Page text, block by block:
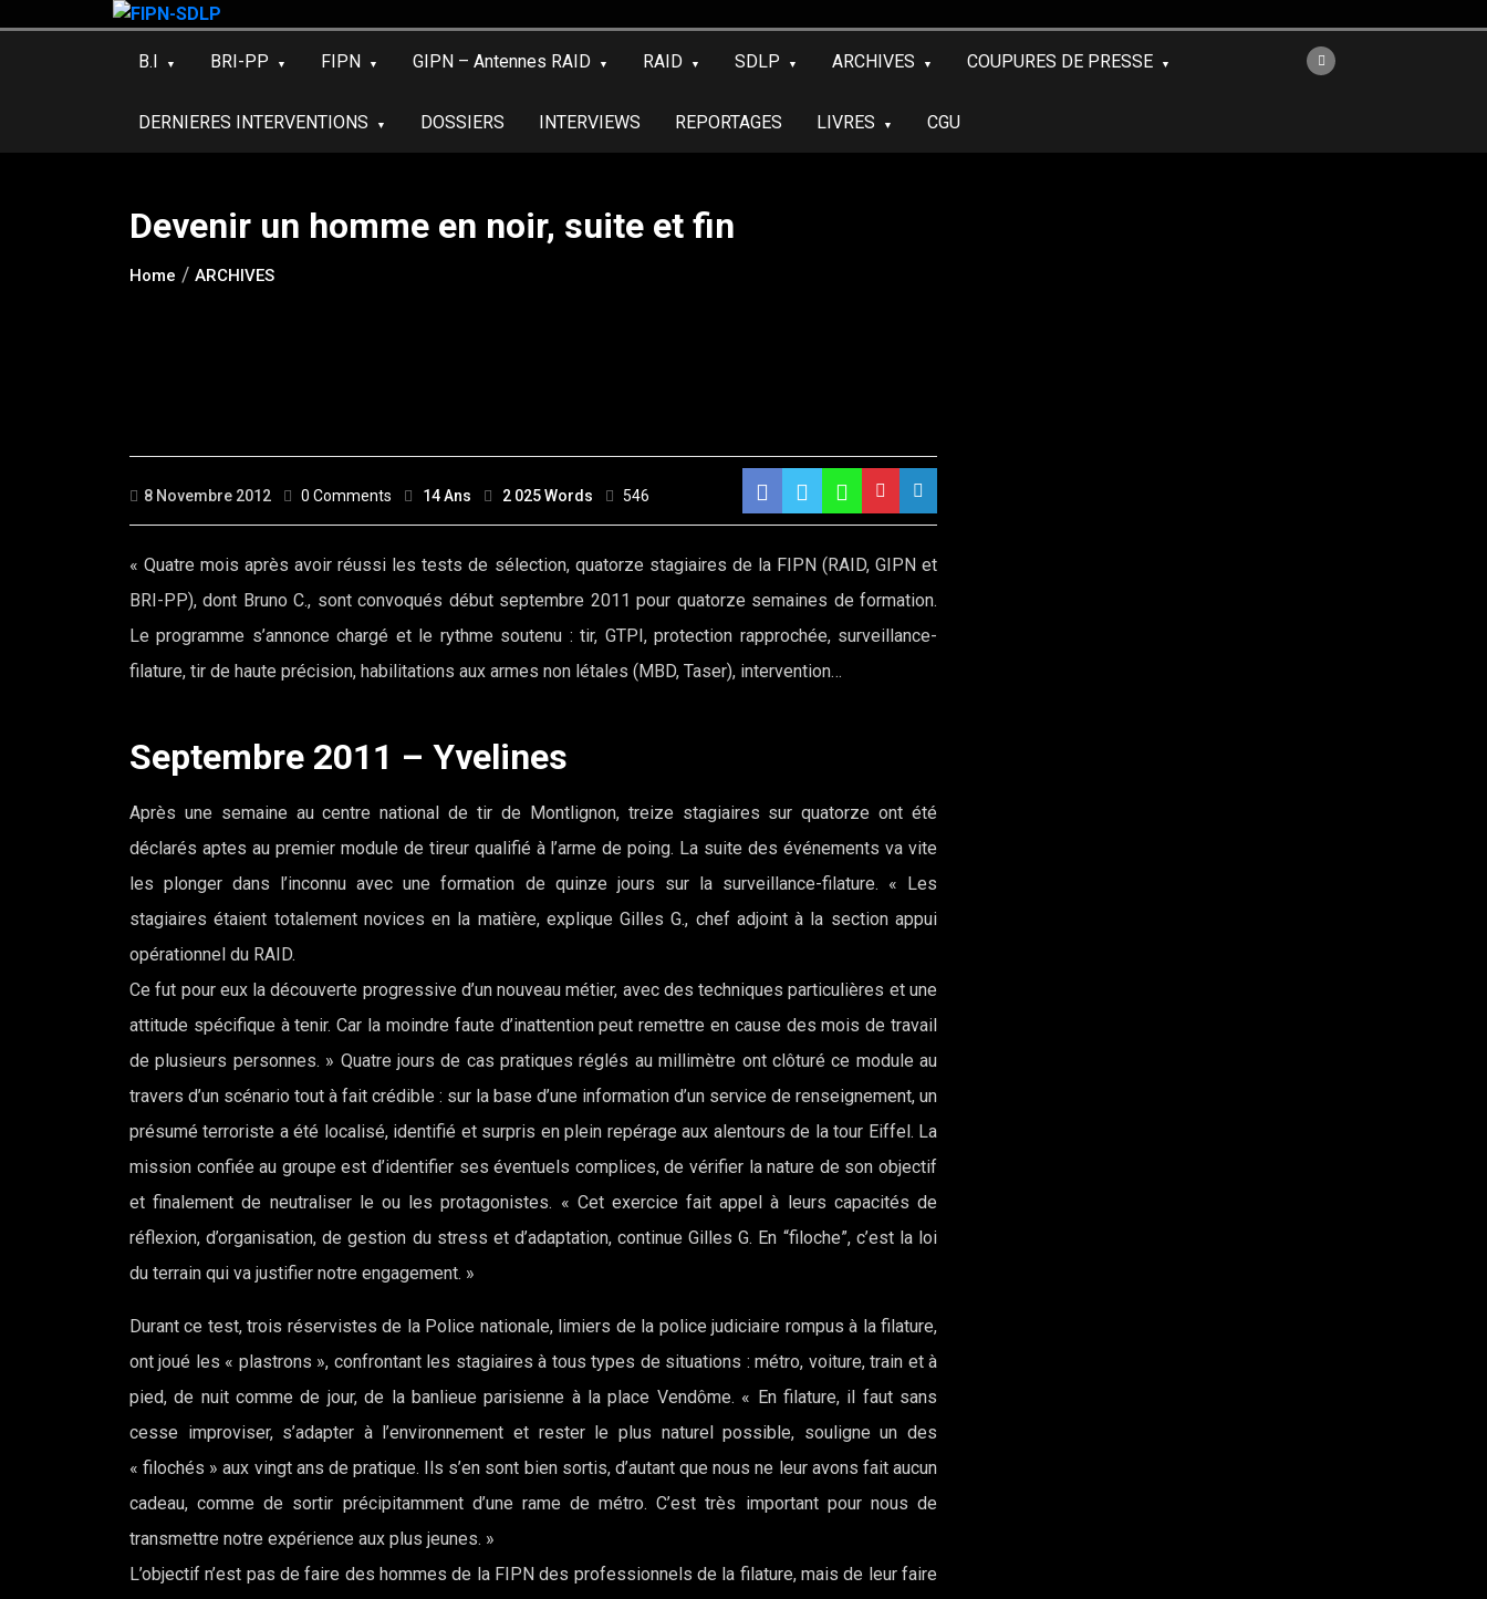
B.I BRI-PP FIPN GIPN – Antennes RAID RAID SDLP ARCHIVES COUPURES DE PRESSE
DERNIERES INTERVENTIONS DOSSIERS INTERVIEWS REPORTAGES LIVRES CGU
Devenir un homme en noir, suite et fin
Home ARCHIVES
8 Novembre 2012 0 Comments 14 Ans 2 025 Words 546
« Quatre mois après avoir réussi les tests de sélection, quatorze stagiaires de la FIPN (RAID, GIPN et
BRI-PP), dont Bruno C., sont convoqués début septembre 2011 pour quatorze semaines de formation.
Le programme s’annonce chargé et le rythme soutenu : tir, GTPI, protection rapprochée, surveillance-
filature, tir de haute précision, habilitations aux armes non létales (MBD, Taser), intervention…
Septembre 2011 – Yvelines
Après une semaine au centre national de tir de Montlignon, treize stagiaires sur quatorze ont été
déclarés aptes au premier module de tireur qualifié à l’arme de poing. La suite des événements va vite
les plonger dans l’inconnu avec une formation de quinze jours sur la surveillance-filature. « Les
stagiaires étaient totalement novices en la matière, explique Gilles G., chef adjoint à la section appui
opérationnel du RAID.
Ce fut pour eux la découverte progressive d’un nouveau métier, avec des techniques particulières et une
attitude spécifique à tenir. Car la moindre faute d’inattention peut remettre en cause des mois de travail
de plusieurs personnes. » Quatre jours de cas pratiques réglés au millimètre ont clôturé ce module au
travers d’un scénario tout à fait crédible : sur la base d’une information d’un service de renseignement, un
présumé terroriste a été localisé, identifié et surpris en plein repérage aux alentours de la tour Eiffel. La
mission confiée au groupe est d’identifier ses éventuels complices, de vérifier la nature de son objectif
et finalement de neutraliser le ou les protagonistes. « Cet exercice fait appel à leurs capacités de
réflexion, d’organisation, de gestion du stress et d’adaptation, continue Gilles G. En “filoche”, c’est la loi
du terrain qui va justifier notre engagement. »
Durant ce test, trois réservistes de la Police nationale, limiers de la police judiciaire rompus à la filature,
ont joué les « plastrons », confrontant les stagiaires à tous types de situations : métro, voiture, train et à
pied, de nuit comme de jour, de la banlieue parisienne à la place Vendôme. « En filature, il faut sans
cesse improviser, s’adapter à l’environnement et rester le plus naturel possible, souligne un des
« filochés » aux vingt ans de pratique. Ils s’en sont bien sortis, d’autant que nous ne leur avons fait aucun
cadeau, comme de sortir précipitamment d’une rame de métro. C’est très important pour nous de
transmettre notre expérience aux plus jeunes. »
L’objectif n’est pas de faire des hommes de la FIPN des professionnels de la filature, mais de leur faire